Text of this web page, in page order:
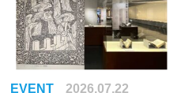
EVENT 2026.07.22